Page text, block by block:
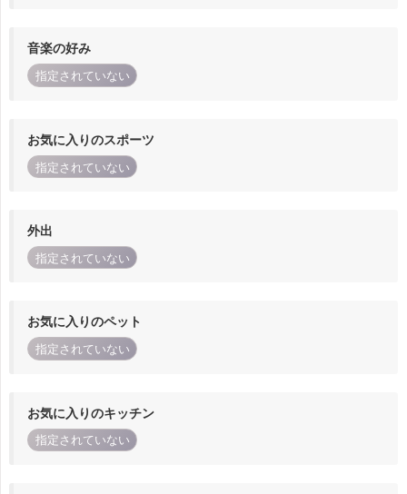
音楽の好み
指定されていない
お気に入りのスポーツ
指定されていない
外出
指定されていない
お気に入りのペット
指定されていない
お気に入りのキッチン
指定されていない